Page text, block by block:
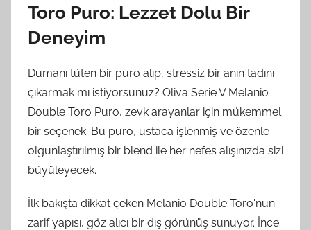
Toro Puro: Lezzet Dolu Bir
Deneyim
Dumanı tüten bir puro alıp, stressiz bir anın tadını
çıkarmak mı istiyorsunuz? Oliva Serie V Melanio
Double Toro Puro, zevk arayanlar için mükemmel
bir seçenek. Bu puro, ustaca işlenmiş ve özenle
olgunlaştırılmış bir blend ile her nefes alışınızda sizi
büyüleyecek.
İlk bakışta dikkat çeken Melanio Double Toro'nun
zarif yapısı, göz alıcı bir dış görünüş sunuyor. İnce